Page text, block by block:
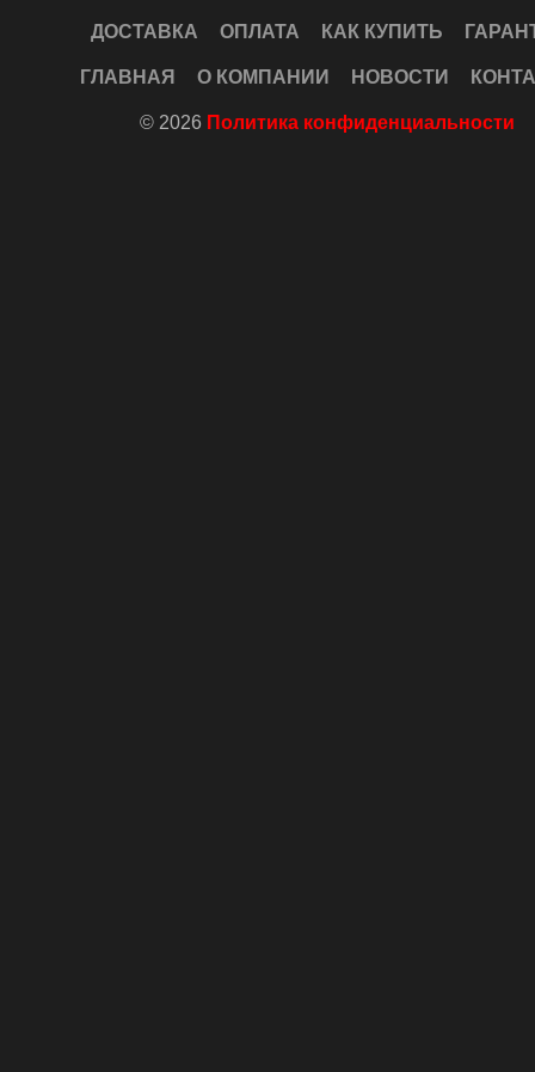
ДОСТАВКА ОПЛАТА КАК КУПИТЬ
ГЛАВНАЯ О КОМПАНИИ НОВОСТИ
© 2026 Политика конфиденциальности